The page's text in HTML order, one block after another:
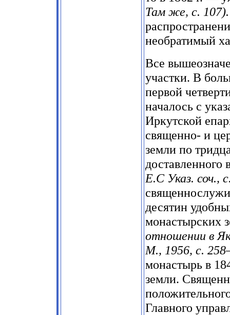
Там же, с. 107).
необратимый
Все
участки. В
первой
началось с
Иркутской
священно- и
земли по
доставленного
Е.С Указ. соч.,
десятин
монастырских
отношении в
М., 1956, с.
монастырь в
земли.
Главного